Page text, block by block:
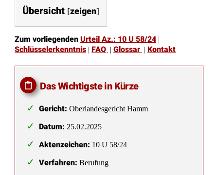
Übersicht [zeigen]
Zum vorliegenden Urteil Az.: 10 U 58/24 |
Schlüsselerkenntnis | FAQ | Glossar | Kontakt
Das Wichtigste in Kürze
Gericht: Oberlandesgericht Hamm
Datum: 25.02.2025
Aktenzeichen: 10 U 58/24
Verfahren: Berufung